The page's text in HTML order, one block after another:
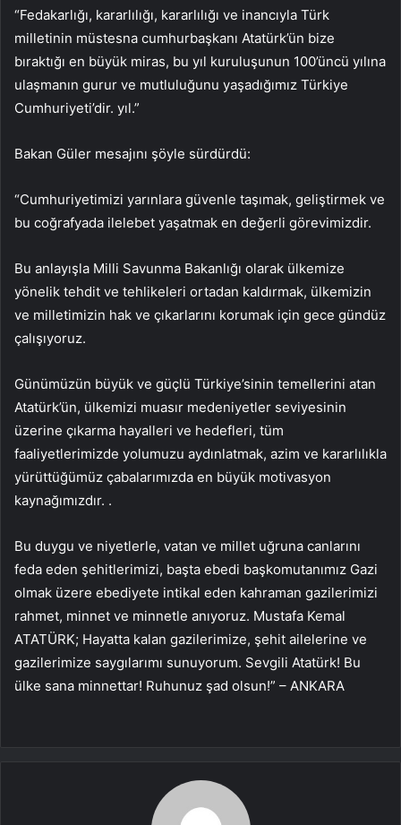
“Fedakarlığı, kararlılığı, kararlılığı ve inancıyla Türk
milletinin müstesna cumhurbaşkanı Atatürk’ün bize
bıraktığı en büyük miras, bu yıl kuruluşunun 100’üncü yılına
ulaşmanın gurur ve mutluluğunu yaşadığımız Türkiye
Cumhuriyeti’dir. yıl.”
Bakan Güler mesajını şöyle sürdürdü:
“Cumhuriyetimizi yarınlara güvenle taşımak, geliştirmek ve
bu coğrafyada ilelebet yaşatmak en değerli görevimizdir.
Bu anlayışla Milli Savunma Bakanlığı olarak ülkemize
yönelik tehdit ve tehlikeleri ortadan kaldırmak, ülkemizin
ve milletimizin hak ve çıkarlarını korumak için gece gündüz
çalışıyoruz.
Günümüzün büyük ve güçlü Türkiye’sinin temellerini atan
Atatürk’ün, ülkemizi muasır medeniyetler seviyesinin
üzerine çıkarma hayalleri ve hedefleri, tüm
faaliyetlerimizde yolumuzu aydınlatmak, azim ve kararlılıkla
yürüttüğümüz çabalarımızda en büyük motivasyon
kaynağımızdır. .
Bu duygu ve niyetlerle, vatan ve millet uğruna canlarını
feda eden şehitlerimizi, başta ebedi başkomutanımız Gazi
olmak üzere ebediyete intikal eden kahraman gazilerimizi
rahmet, minnet ve minnetle anıyoruz. Mustafa Kemal
ATATÜRK; Hayatta kalan gazilerimize, şehit ailelerine ve
gazilerimize saygılarımı sunuyorum. Sevgili Atatürk! Bu
ülke sana minnettar! Ruhunuz şad olsun!” – ANKARA